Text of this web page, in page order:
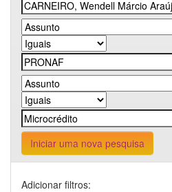
Iniciar uma nova pesquisa
Adicionar filtros: